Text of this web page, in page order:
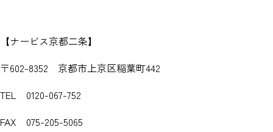
【ナービス京都二条】
〒602-8352 京都市上京区稲葉町442
TEL 0120-067-752
FAX 075-205-5065